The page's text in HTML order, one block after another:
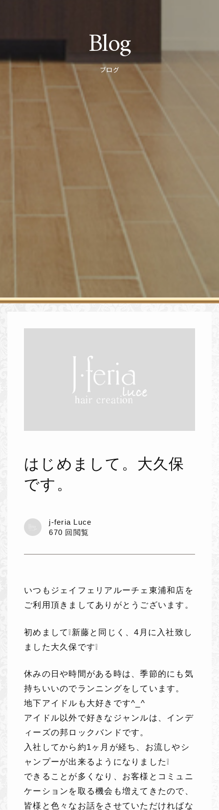
Blog
ブログ
はじめまして。大久保
です。
j-feria Luce
670 回閲覧
いつもジェイフェリアルーチェ東浦和店を
ご利用頂きましてありがとうございます。
初めまして❕新藤と同じく、4月に入社致し
ました大久保です❕
休みの日や時間がある時は、季節的にも気
持ちいいのでランニングをしています。
地下アイドルも大好きです^_^
アイドル以外で好きなジャンルは、インデ
ィーズの邦ロックバンドです。
入社してから約1ヶ月が経ち、お流しやシ
ャンプーが出来るようになりました❕
できることが多くなり、お客様とコミュニ
ケーションを取る機会も増えてきたので、
皆様と色々なお話をさせていただければな